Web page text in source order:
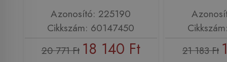
Azonosító: 225190
Cikkszám: 60147450
20 771 Ft 18 140 Ft 21 183 Ft